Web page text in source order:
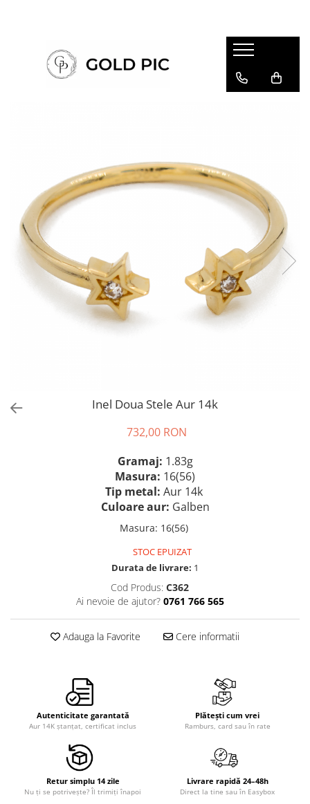
Inel Doua Stele Aur 14k
732,00 RON
Gramaj: 1.83g
Masura: 16(56)
Tip metal: Aur 14k
Culoare aur: Galben
Masura: 16(56)
STOC EPUIZAT
Durata de livrare: 1
Cod Produs: C362
Ai nevoie de ajutor? 0761 766 565
Adauga la Favorite Cere informatii
Autenticitate garantată
Aur 14K ștanțat, certificat inclus
Plătești cum vrei
Ramburs, card sau în rate
Retur simplu 14 zile
Nu ți se potrivește? Îl trimiți înapoi
Livrare rapidă 24–48h
Direct la tine sau în Easybox